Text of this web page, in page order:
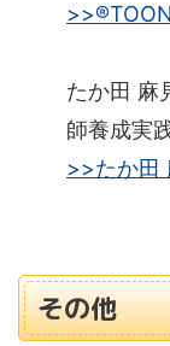
たか田 麻
師養成実
>>たか田
その他